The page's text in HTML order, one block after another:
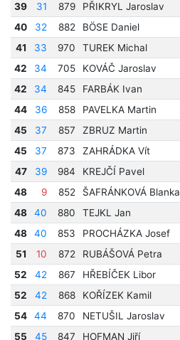
39
31 879 PŘIKRYL Jaroslav
40
32 882 BÖSE Daniel
41
33 970 TUREK Michal
42
34 705 KOVÁČ Jaroslav
42
34 845 FARBÁK Ivan
44
36 858 PAVELKA Martin
45
37 857 ZBRUZ Martin
45
37 873 ZAHRÁDKA Vít
47
39 984 KREJČÍ Pavel
48
9 852 ŠAFRÁNKOVÁ Blanka
48
40 880 TEJKL Jan
48
40 853 PROCHÁZKA Josef
51
10 872 RUBÁŠOVÁ Petra
52
42 867 HŘEBÍČEK Libor
52
42 868 KOŘÍZEK Kamil
54
44 870 NETUŠIL Jaroslav
55
45 847 HOFMAN Jiří